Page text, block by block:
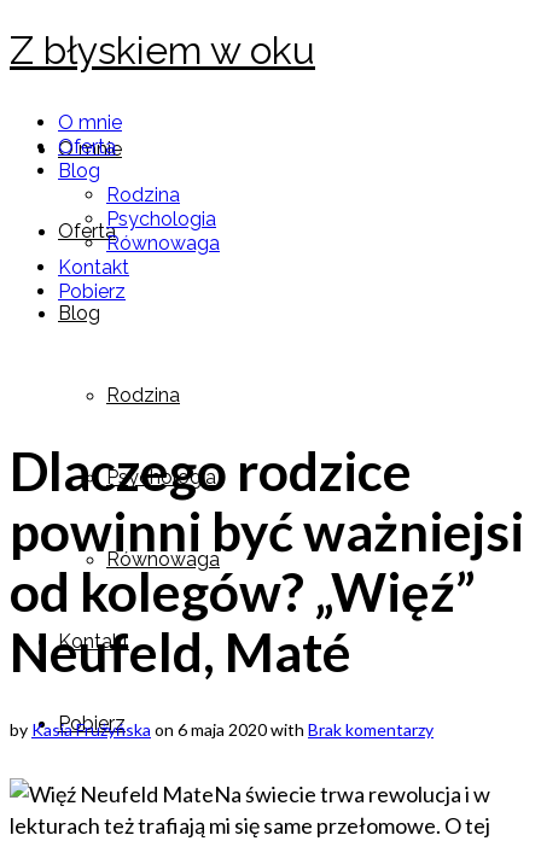
Z błyskiem w oku
O mnie
Oferta
Blog
Rodzina
Psychologia
Równowaga
Kontakt
Pobierz
O mnie
Oferta
Blog
Rodzina
Psychologia
Równowaga
Kontakt
Pobierz
Dlaczego rodzice
powinni być ważniejsi
od kolegów? „Więź”
Neufeld, Maté
by Kasia Frużyńska on 6 maja 2020with Brak komentarzy
Na świecie trwa rewolucja i w
lekturach też trafiają mi się same przełomowe. O tej